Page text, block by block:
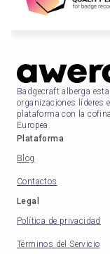
Badgecraft alberga
organizaciones líderes
plataforma con la
Europea.
Plataforma
Blog
Contactos
Legal
Política de privacidad
Términos del Servicio